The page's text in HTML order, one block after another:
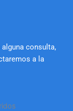
consulta,
a la